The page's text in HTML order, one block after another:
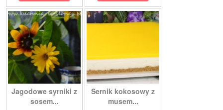
Jagodowe syrniki z
sosem...
Sernik kokosowy z
musem...